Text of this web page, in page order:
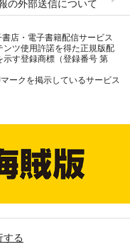
の外部送信について
店・電子書籍配信サービス
ンツ使用許諾を得た正規版配
す登録商標（登録番号 第
ークを掲示しているサービス
する